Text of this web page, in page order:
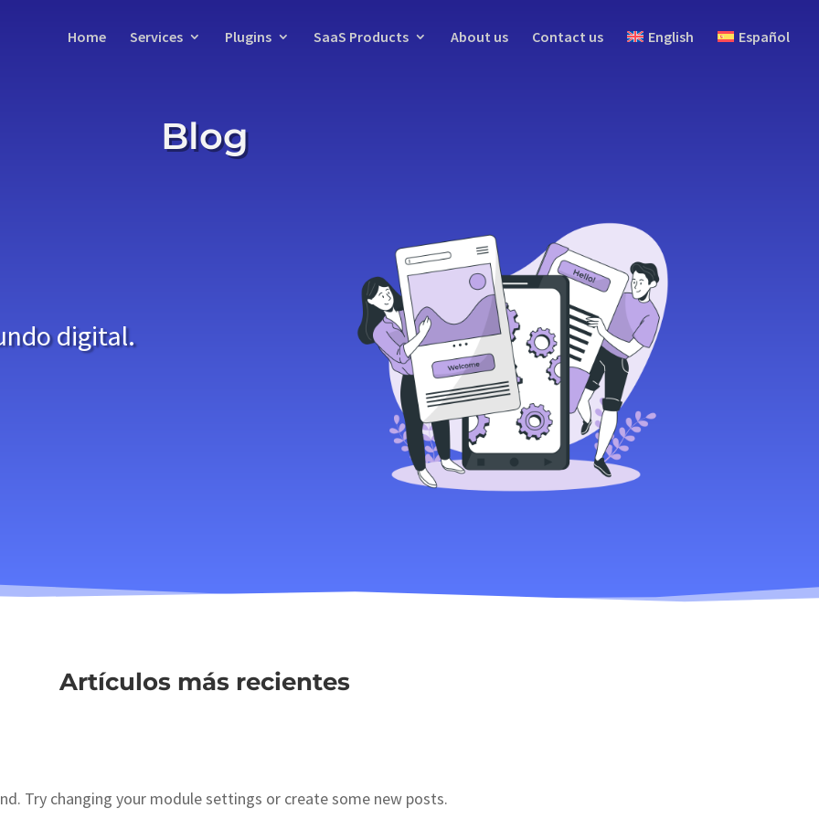
Home Services Plugins SaaS Products About us Contact us English Español
Blog
digital.
Artículos más recientes
Try changing your module settings or create some new posts.